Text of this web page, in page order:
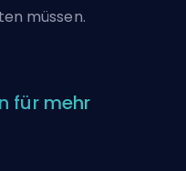
müssen.
für mehr